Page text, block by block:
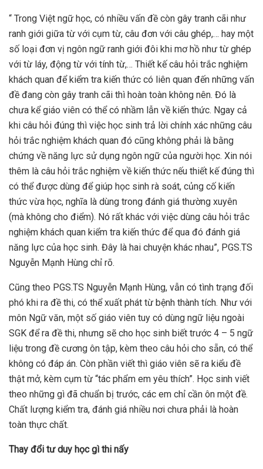
“ Trong Việt ngữ học, có nhiều vấn đề còn gây tranh cãi như
ranh giới giữa từ với cụm từ, câu đơn với câu ghép,… hay một
số loại đơn vị ngôn ngữ ranh giới đôi khi mơ hồ như từ ghép
với từ láy, động từ với tính từ,… Thiết kế câu hỏi trắc nghiệm
khách quan để kiểm tra kiến thức có liên quan đến những vấn
đề đang còn gây tranh cãi thì hoàn toàn không nên. Đó là
chưa kể giáo viên có thể có nhầm lẫn về kiến thức. Ngay cả
khi câu hỏi đúng thì việc học sinh trả lời chính xác những câu
hỏi trắc nghiệm khách quan đó cũng không phải là bằng
chứng về năng lực sử dụng ngôn ngữ của người học. Xin nói
thêm là câu hỏi trắc nghiệm về kiến thức nếu thiết kế đúng thì
có thể được dùng để giúp học sinh rà soát, củng cố kiến
thức vừa học, nghĩa là dùng trong đánh giá thường xuyên
(mà không cho điểm). Nó rất khác với việc dùng câu hỏi trắc
nghiệm khách quan kiểm tra kiến thức để qua đó đánh giá
năng lực của học sinh. Đây là hai chuyện khác nhau”, PGS.TS
Nguyễn Mạnh Hùng chỉ rõ.
Cũng theo PGS.TS Nguyễn Mạnh Hùng, vẫn có tình trạng đối
phó khi ra đề thi, có thể xuất phát từ bệnh thành tích. Như với
môn Ngữ văn, một số giáo viên tuy có dùng ngữ liệu ngoài
SGK để ra đề thi, nhưng sẽ cho học sinh biết trước 4 – 5 ngữ
liệu trong đề cương ôn tập, kèm theo câu hỏi cho sẵn, có thể
không có đáp án. Còn phần viết thì giáo viên sẽ ra kiểu đề
thật mở, kèm cụm từ “tác phẩm em yêu thích”. Học sinh viết
theo những gì đã chuẩn bị trước, các em chỉ cần ôn một đề.
Chất lượng kiểm tra, đánh giá nhiều nơi chưa phải là hoàn
toàn thực chất.
Thay đổi tư duy học gì thi nấy